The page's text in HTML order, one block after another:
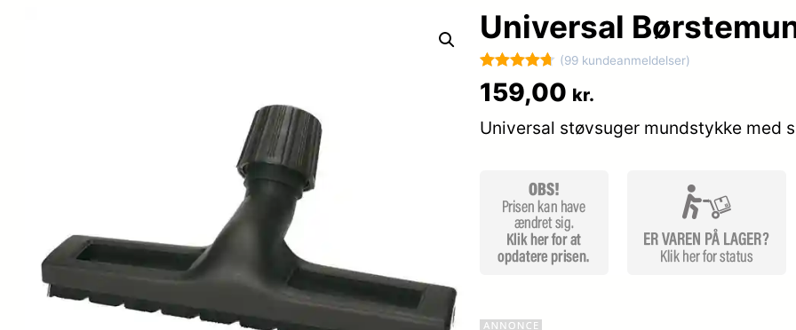
Universal
Bedømt
som4.7
ud af 5
99
mmelser
(99 kundeanmeldelser)
159,00 kr.
Universal støvsuger mundstykke